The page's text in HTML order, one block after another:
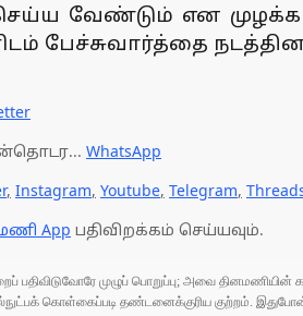
செய்ய வேண்டும் என
பேச்சுவார்த்தை
WhatsApp
, Instagram, Youtube, Telegram,
App பதிவிறக்கம் செய்யவும்.
பதிவிடுவோரே முழுப் பொறுப்பு; அவை
கொள்கைப்படி தண்டனைக்குரிய குற்றம். இதுபோன்ற